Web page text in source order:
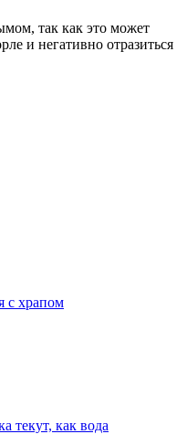
так как это может
и негативно отразиться
с храпом
текут, как вода